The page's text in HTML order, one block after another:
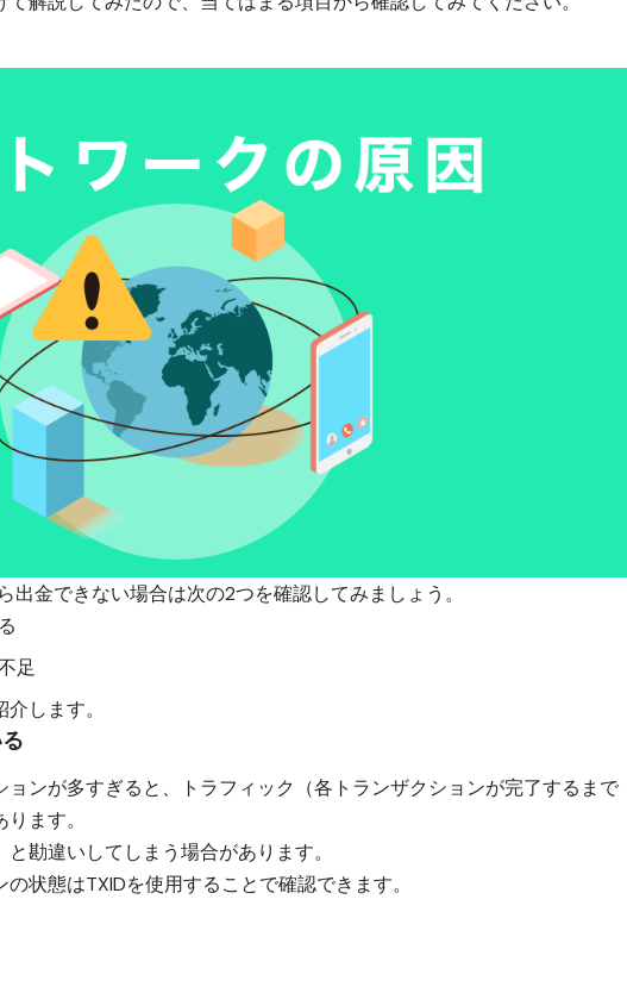
金できない場合は次の2つを確認してみましょう。
足
します。
ョンが多すぎると、トラフィック（各トランザクションが完了するまで
ります。
と勘違いしてしまう場合があります。
の状態はTXIDを使用することで確認できます。